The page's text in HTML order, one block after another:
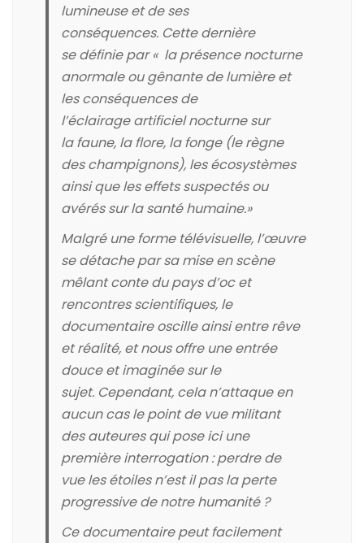
lumineuse et de ses
conséquences. Cette dernière
sedéfinie par « la présence nocturne
anormale ou gênante de lumière et
les conséquences de
l’éclairage artificiel nocturne sur
la faune, la flore, la fonge (le règne
des champignons), les écosystèmes
ainsi que les effets suspectés ou
avérés sur la santé humaine.»
Malgré une forme télévisuelle, l’œuvre
se détache par sa mise en scène
mêlant conte du pays d’oc et
rencontres scientifiques, le
documentaire oscille ainsi entre rêve
et réalité, et nous offre une entrée
douce et imaginée sur le
sujet. Cependant, cela n’attaque en
aucun cas le point de vue militant
des auteures qui pose ici une
première interrogation : perdre de
vue les étoiles n’est il pas la perte
progressive de notre humanité ?
Ce documentaire peut facilement